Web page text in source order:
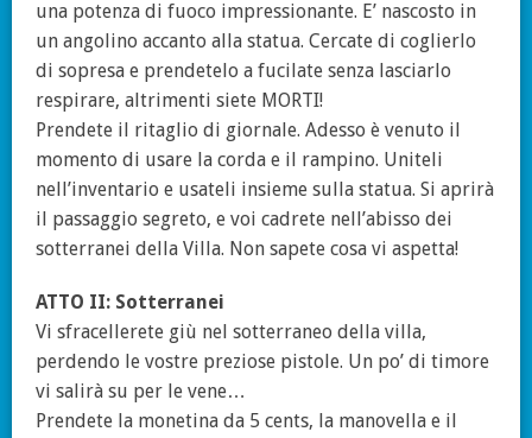
una potenza di fuoco impressionante. E’ nascosto in
un angolino accanto alla statua. Cercate di coglierlo
di sopresa e prendetelo a fucilate senza lasciarlo
respirare, altrimenti siete MORTI!
Prendete il ritaglio di giornale. Adesso è venuto il
momento di usare la corda e il rampino. Uniteli
nell’inventario e usateli insieme sulla statua. Si aprirà
il passaggio segreto, e voi cadrete nell’abisso dei
sotterranei della Villa. Non sapete cosa vi aspetta!
ATTO II: Sotterranei
Vi sfracellerete giù nel sotterraneo della villa,
perdendo le vostre preziose pistole. Un po’ di timore
vi salirà su per le vene…
Prendete la monetina da 5 cents, la manovella e il